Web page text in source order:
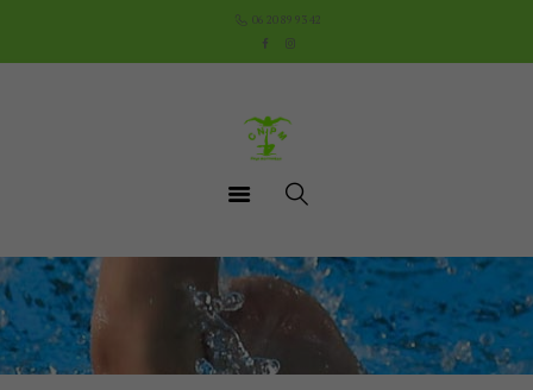
06 20 89 93 42
Le Club
Aquathlon du Pays
Mornantais
Documents utiles